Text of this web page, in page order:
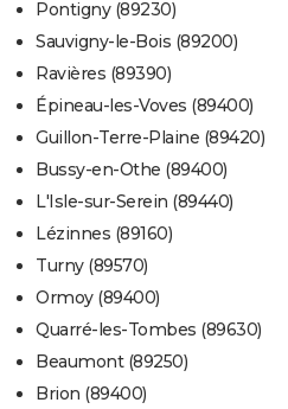
Pontigny (89230)
Sauvigny-le-Bois (89200)
Ravières (89390)
Épineau-les-Voves (89400)
Guillon-Terre-Plaine (89420)
Bussy-en-Othe (89400)
L'Isle-sur-Serein (89440)
Lézinnes (89160)
Turny (89570)
Ormoy (89400)
Quarré-les-Tombes (89630)
Beaumont (89250)
Brion (89400)